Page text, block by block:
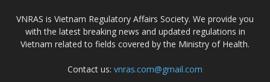
VNRAS is Vietnam Regulatory Affairs Society. We provide you
with the latest breaking news and updated regulations in
Vietnam related to fields covered by the Ministry of Health.
Contact us: vnras.com@gmail.com